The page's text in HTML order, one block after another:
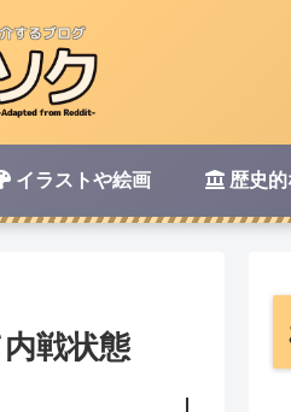
イラストや絵画 歴史的
戦状態